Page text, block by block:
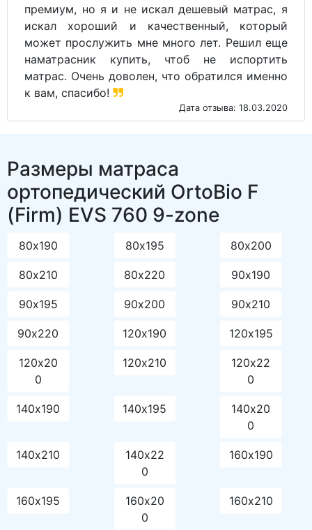
премиум, но я и не искал дешевый матрас, я
искал хороший и качественный, который
может прослужить мне много лет. Решил еще
наматрасник купить, чтоб не испортить
матрас. Очень доволен, что обратился именно
к вам, спасибо!
Дата отзыва: 18.03.2020
Размеры матраса
ортопедический OrtoBio F
(Firm) EVS 760 9-zone
80х190 80х195 80х200
80х210 80х220 90х190
90х195 90х200 90х210
90х220 120х190 120х195
120х20
0
120х210
120х22
0
140х190 140х195
140х20
0
140х210
140х22
0
160х190
160х195
160х20
0
160х210